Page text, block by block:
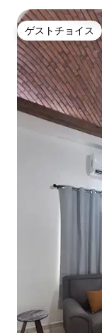
ゲストチョイス
ゲストチョイス